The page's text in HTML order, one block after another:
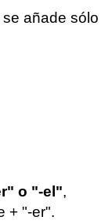
se añade sólo
o "-el",
+ "-er".